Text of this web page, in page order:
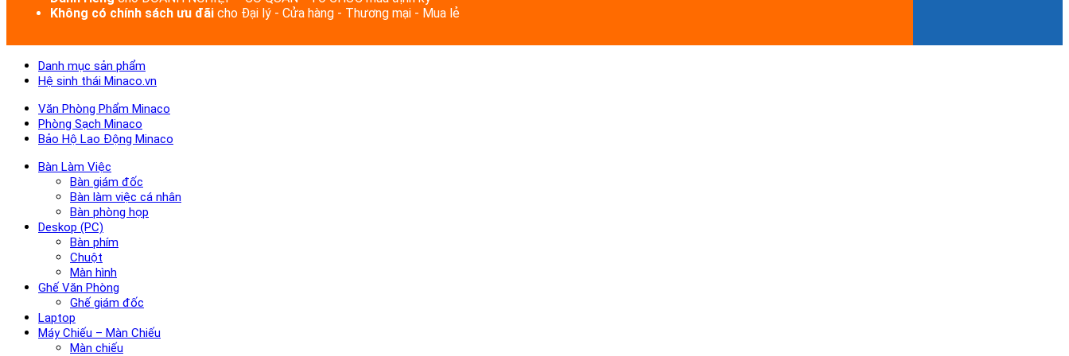
Không có chính sách ưu đãi cho Đại lý - Cửa hàng - Thương mại - Mua lẻ
Danh mục sản phẩm
Hệ sinh thái Minaco.vn
Văn Phòng Phẩm Minaco
Phòng Sạch Minaco
Bảo Hộ Lao Động Minaco
Bàn Làm Việc
Bàn giám đốc
Bàn làm việc cá nhân
Bàn phòng họp
Deskop (PC)
Bàn phím
Chuột
Màn hình
Ghế Văn Phòng
Ghế giám đốc
Laptop
Máy Chiếu – Màn Chiếu
Màn chiếu